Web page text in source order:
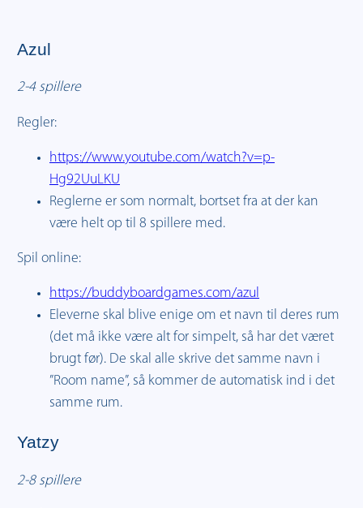
Azul
2-4 spillere
Regler:
https://www.youtube.com/watch?v=p-
Hg92UuLKU
Reglerne er som normalt, bortset fra at der kan
være helt op til 8 spillere med.
Spil online:
https://buddyboardgames.com/azul
Eleverne skal blive enige om et navn til deres rum
(det må ikke være alt for simpelt, så har det været
brugt før). De skal alle skrive det samme navn i
”Room name”, så kommer de automatisk ind i det
samme rum.
Yatzy
2-8 spillere